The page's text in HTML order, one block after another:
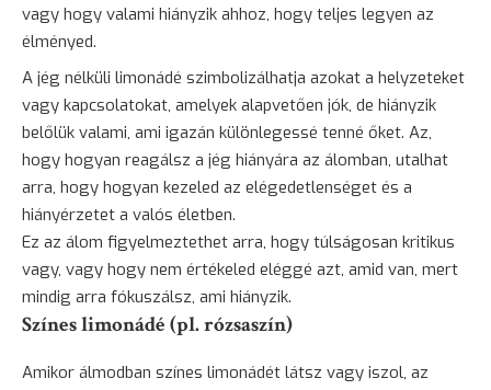
vagy hogy valami hiányzik ahhoz, hogy teljes legyen az
élményed.
A jég nélküli limonádé szimbolizálhatja azokat a helyzeteket
vagy kapcsolatokat, amelyek alapvetően jók, de hiányzik
belőlük valami, ami igazán különlegessé tenné őket. Az,
hogy hogyan reagálsz a jég hiányára az álomban, utalhat
arra, hogy hogyan kezeled az elégedetlenséget és a
hiányérzetet a valós életben.
Ez az álom figyelmeztethet arra, hogy túlságosan kritikus
vagy, vagy hogy nem értékeled eléggé azt, amid van, mert
mindig arra fókuszálsz, ami hiányzik.
Színes limonádé (pl. rózsaszín)
Amikor álmodban színes limonádét látsz vagy iszol, az